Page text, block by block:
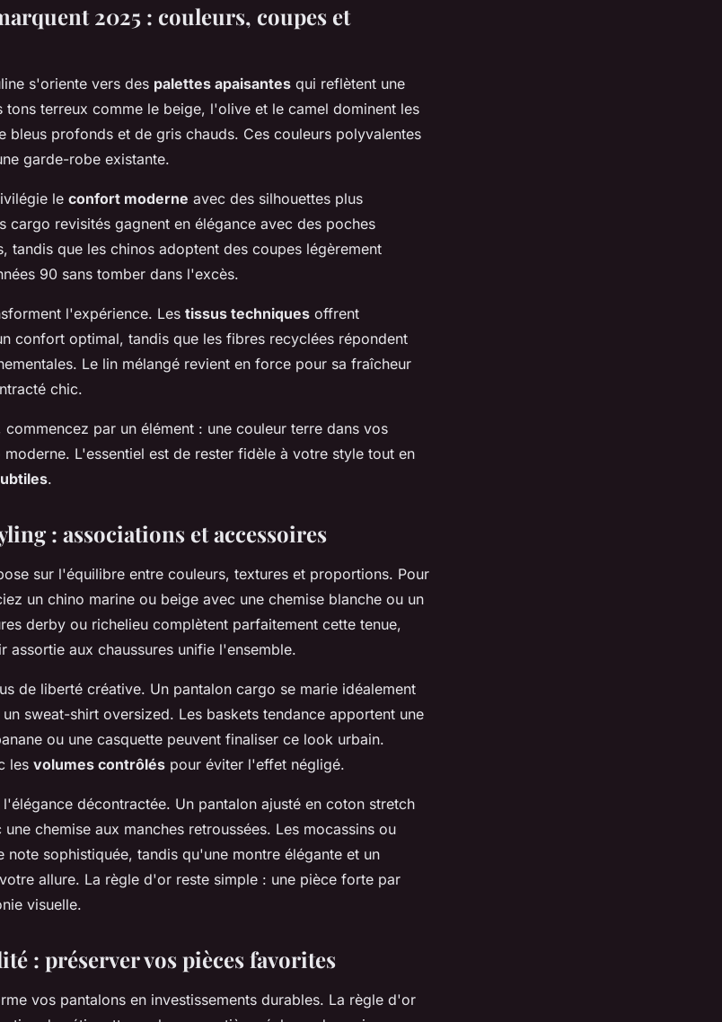
2025 : couleurs, coupes et
s'oriente vers des palettes apaisantes qui reflètent une
tons terreux comme le beige, l'olive et le camel dominent les
bleus profonds et de gris chauds. Ces couleurs polyvalentes
garde-robe existante.
le confort moderne avec des silhouettes plus
cargo revisités gagnent en élégance avec des poches
tandis que les chinos adoptent des coupes légèrement
90 sans tomber dans l'excès.
l'expérience. Les tissus techniques offrent
confort optimal, tandis que les fibres recyclées répondent
Le lin mélangé revient en force pour sa fraîcheur
chic.
par un élément : une couleur terre dans vos
L'essentiel est de rester fidèle à votre style tout en
.
: associations et accessoires
sur l'équilibre entre couleurs, textures et proportions. Pour
un chino marine ou beige avec une chemise blanche ou un
derby ou richelieu complètent parfaitement cette tenue,
assortie aux chaussures unifie l'ensemble.
de liberté créative. Un pantalon cargo se marie idéalement
sweat-shirt oversized. Les baskets tendance apportent une
ou une casquette peuvent finaliser ce look urbain.
les volumes contrôlés pour éviter l'effet négligé.
décontractée. Un pantalon ajusté en coton stretch
chemise aux manches retroussées. Les mocassins ou
note sophistiquée, tandis qu'une montre élégante et un
allure. La règle d'or reste simple : une pièce forte par
visuelle.
: préserver vos pièces favorites
vos pantalons en investissements durables. La règle d'or